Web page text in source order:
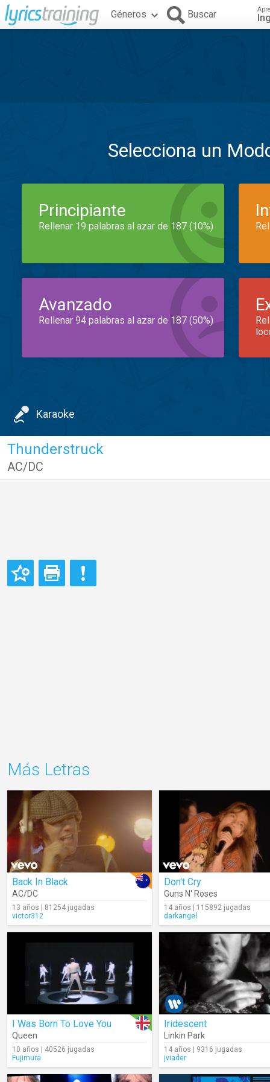
Géneros Buscar
Selecciona un
Principiante
Rellenar 19 palabras al azar de 187 (10%)
Avanzado
Rellenar 94 palabras al azar de 187 (50%)
Karaoke
Thunderstruck
AC/DC
Más Letras
Back In Black
AC/DC
13 años | 81254 jugadas
victor312
Don't Cry
Guns N' Roses
14 años | 115892 jugadas
darkangel
I Was Born To Love You
Queen
10 años | 40526 jugadas
Fujimura
Iridescent
Linkin Park
14 años | 9316 jugadas
jviader